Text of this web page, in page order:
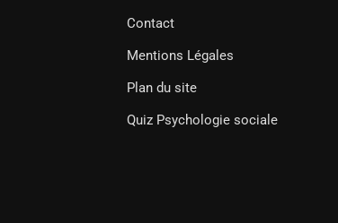
Contact
Mentions Légales
Plan du site
Quiz Psychologie sociale